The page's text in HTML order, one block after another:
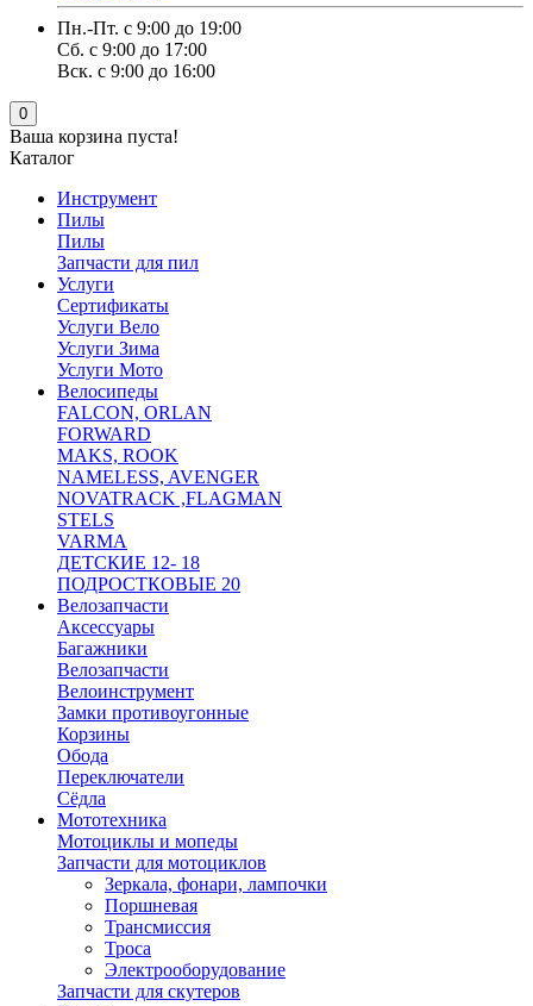
Пн.-Пт. с 9:00 до 19:00
Сб. с 9:00 до 17:00
Вск. с 9:00 до 16:00
0
Ваша корзина пуста!
Каталог
Инструмент
Пилы
Пилы
Запчасти для пил
Услуги
Сертификаты
Услуги Вело
Услуги Зима
Услуги Мото
Велосипеды
FALCON, ORLAN
FORWARD
MAKS, ROOK
NAMELESS, AVENGER
NOVATRACK ,FLAGMAN
STELS
VARMA
ДЕТСКИЕ 12- 18
ПОДРОСТКОВЫЕ 20
Велозапчасти
Аксессуары
Багажники
Велозапчасти
Велоинструмент
Замки противоугонные
Корзины
Обода
Переключатели
Сёдла
Мототехника
Мотоциклы и мопеды
Запчасти для мотоциклов
Зеркала, фонари, лампочки
Поршневая
Трансмиссия
Троса
Электрооборудование
Запчасти для скутеров